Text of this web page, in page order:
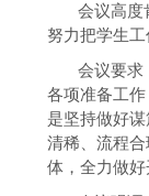
会议高度
努力把学生
会议要求
各项准备工
是坚持做好
清稀、流程
体，全力做